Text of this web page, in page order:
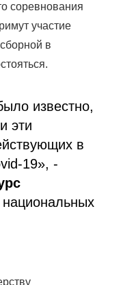
соревнования
участие
в
известно,
эти
в
19», -